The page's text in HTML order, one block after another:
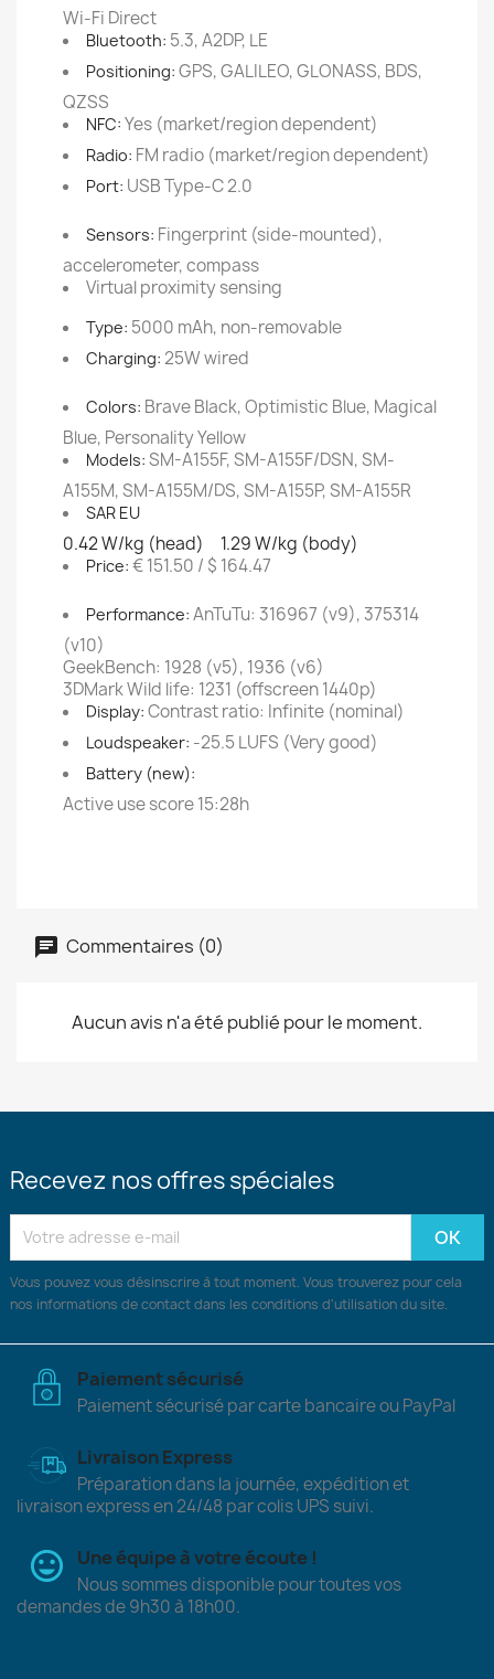
Wi-Fi Direct
Bluetooth: 5.3, A2DP, LE
Positioning: GPS, GALILEO, GLONASS, BDS,
QZSS
NFC: Yes (market/region dependent)
Radio: FM radio (market/region dependent)
Port: USB Type-C 2.0
Sensors: Fingerprint (side-mounted),
accelerometer, compass
Virtual proximity sensing
Type: 5000 mAh, non-removable
Charging: 25W wired
Colors: Brave Black, Optimistic Blue, Magical
Blue, Personality Yellow
Models: SM-A155F, SM-A155F/DSN, SM-
A155M, SM-A155M/DS, SM-A155P, SM-A155R
SAR EU
0.42 W/kg (head) 1.29 W/kg (body)
Price: € 151.50 / $ 164.47
Performance: AnTuTu: 316967 (v9), 375314
(v10)
GeekBench: 1928 (v5), 1936 (v6)
3DMark Wild life: 1231 (offscreen 1440p)
Display: Contrast ratio: Infinite (nominal)
Loudspeaker: -25.5 LUFS (Very good)
Battery (new):
Active use score 15:28h
Commentaires (0)
Aucun avis n'a été publié pour le moment.
Recevez nos offres spéciales
Vous pouvez vous désinscrire à tout moment. Vous trouverez pour cela
nos informations de contact dans les conditions d'utilisation du site.
Paiement sécurisé
Paiement sécurisé par carte bancaire ou PayPal
Livraison Express
Préparation dans la journée, expédition et
livraison express en 24/48 par colis UPS suivi.
Une équipe à votre écoute !
Nous sommes disponible pour toutes vos
demandes de 9h30 à 18h00.